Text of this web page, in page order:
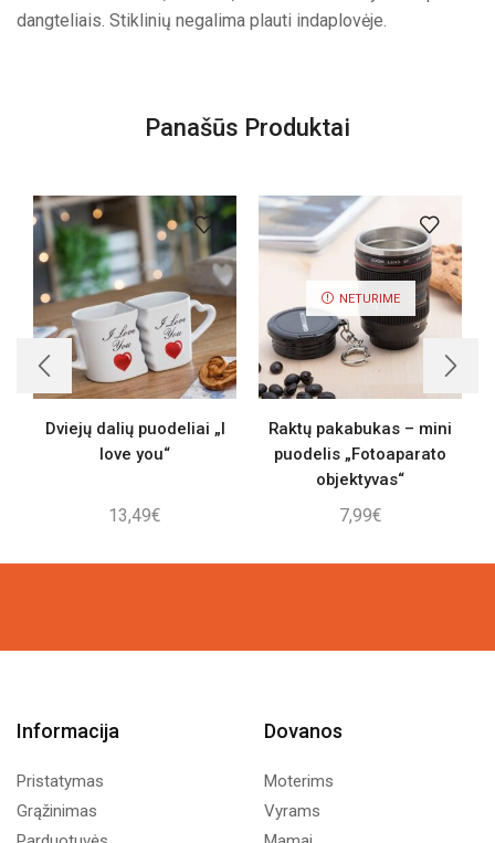
dangteliais. Stiklinių negalima plauti indaplovėje.
Panašūs Produktai
Dviejų dalių puodeliai „I
love you“
13,49€
NETURIME
Raktų pakabukas – mini
puodelis „Fotoaparato
objektyvas“
7,99€
Informacija
Pristatymas
Grąžinimas
Dovanos
Moterims
Vyrams